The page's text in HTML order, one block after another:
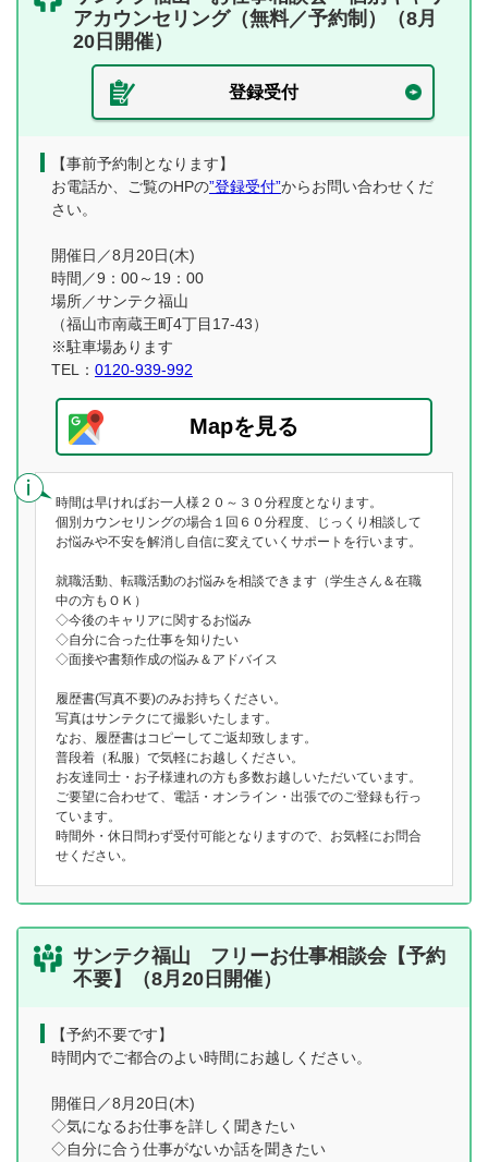
アカウンセリング（無料／予約制）（8月
20日開催）
登録受付
【事前予約制となります】
お電話か、ご覧のHPの”登録受付”からお問い合わせくだ
さい。
開催日／8月20日(木)
時間／9：00～19：00
場所／サンテク福山
（福山市南蔵王町4丁目17-43）
※駐車場あります
TEL： 0120-939-992
Mapを見る
時間は早ければお一人様２０～３０分程度となります。
個別カウンセリングの場合１回６０分程度、じっくり相談して
お悩みや不安を解消し自信に変えていくサポートを行います。
就職活動、転職活動のお悩みを相談できます（学生さん＆在職
中の方もＯＫ）
◇今後のキャリアに関するお悩み
◇自分に合った仕事を知りたい
◇面接や書類作成の悩み＆アドバイス
履歴書(写真不要)のみお持ちください。
写真はサンテクにて撮影いたします。
なお、履歴書はコピーしてご返却致します。
普段着（私服）で気軽にお越しください。
お友達同士・お子様連れの方も多数お越しいただいています。
ご要望に合わせて、電話・オンライン・出張でのご登録も行っ
ています。
時間外・休日問わず受付可能となりますので、お気軽にお問合
せください。
サンテク福山 フリーお仕事相談会【予約
不要】（8月20日開催）
【予約不要です】
時間内でご都合のよい時間にお越しください。
開催日／8月20日(木)
◇気になるお仕事を詳しく聞きたい
◇自分に合う仕事がないか話を聞きたい